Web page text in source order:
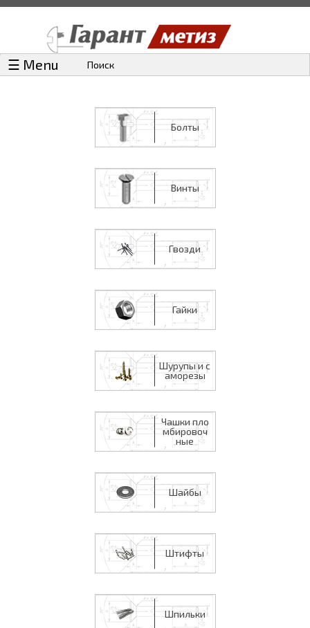
☰ Menu Поиск
Болты
Винты
Гвозди
Гайки
Шурупы и с
аморезы
Чашки пло
мбировоч
ные
Шайбы
Штифты
Шпильки